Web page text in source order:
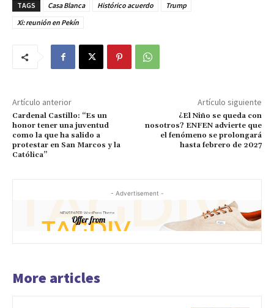
TAGS Casa Blanca Histórico acuerdo
Trump
Xi: reunión en Pekín
Artículo anterior
Cardenal Castillo: “Es un
honor tener una juventud
como la que ha salido a
protestar en San Marcos y la
Católica”
Artículo siguiente
¿El Niño se queda con
nosotros? ENFEN advierte que
el fenómeno se prolongará
hasta febrero de 2027
- Advertisement -
More articles